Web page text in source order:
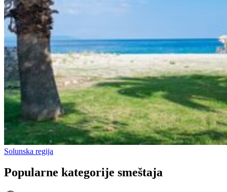
Solunska regija
Popularne kategorije smeštaja